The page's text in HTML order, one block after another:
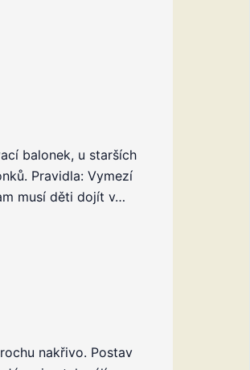
balonek, u starších
Pravidla: Vymezí
musí děti dojít v…
nakřivo. Postav